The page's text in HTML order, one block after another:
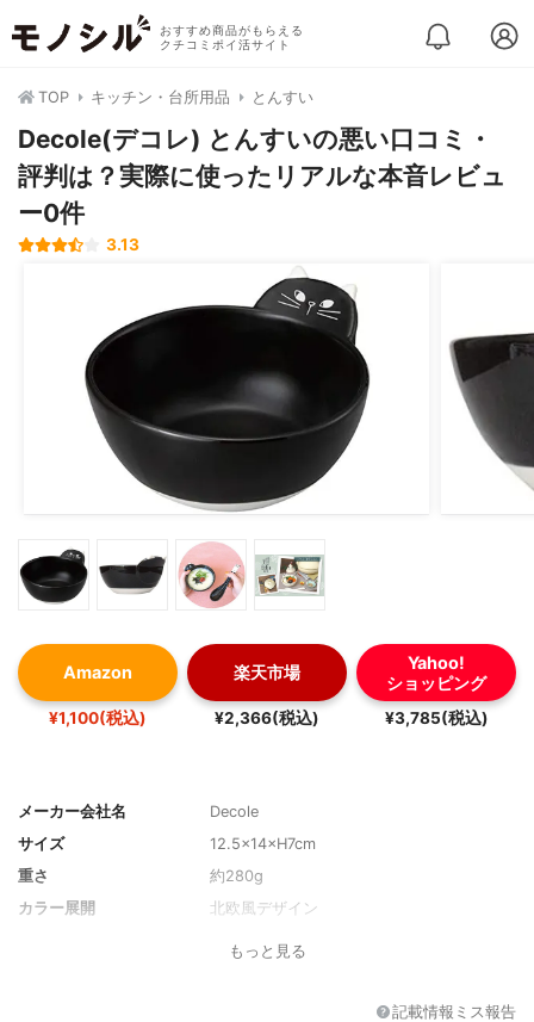
おすすめ商品がもらえる
クチコミポイ活サイト
TOP キッチン・台所用品 とんすい
Decole(デコレ) とんすいの悪い口コミ・
評判は？実際に使ったリアルな本音レビュ
ー0件
3.13
Amazon
¥1,100(税込)
楽天市場
¥2,366(税込)
Yahoo!
ショッピング
¥3,785(税込)
メーカー会社名
Decole
サイズ
12.5×14×H7cm
重さ
約280g
カラー展開
北欧風デザイン
もっと見る
記載情報ミス報告